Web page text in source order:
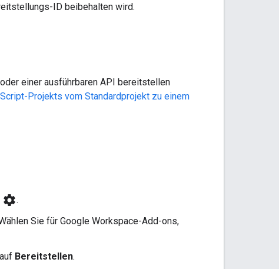
ID beibehalten wird.
einer ausführbaren API bereitstellen
Projekts vom Standardprojekt zu einem
settings.
Sie für Google Workspace-Add-ons,
Bereitstellen.